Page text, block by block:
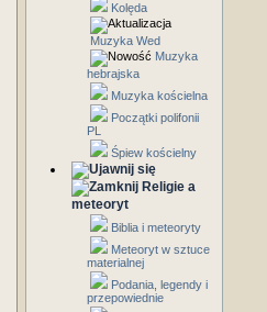
Kolęda
Muzyka Wed
Muzyka
hebrajska
Muzyka kościelna
Początki polifonii
PL
Śpiew kościelny
Religie a
meteoryt
Biblia i meteoryty
Meteoryt w sztuce
materialnej
Podania, legendy i
przepowiednie